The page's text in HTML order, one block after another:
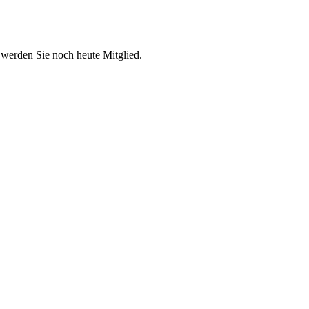
Sie noch heute Mitglied.